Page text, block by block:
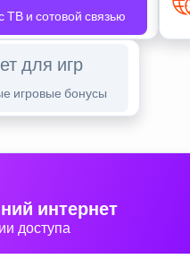
ТВ и сотовой связью
для игр
игровые бонусы
интернет
доступа